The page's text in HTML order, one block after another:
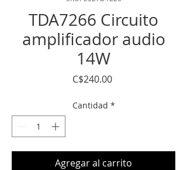
TDA7266 Circuito
amplificador audio
14W
C$240.00Precio
Cantidad *
Agregar al carrito